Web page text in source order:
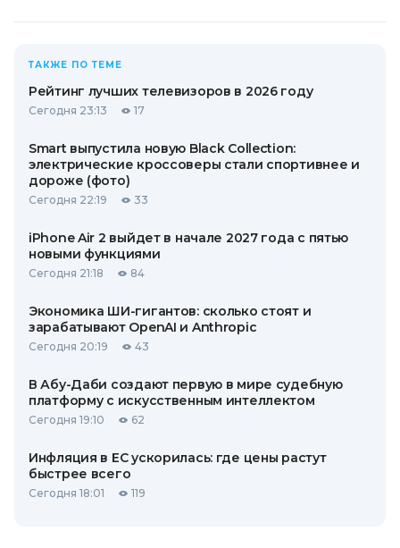
ТАКЖЕ ПО ТЕМЕ
Рейтинг лучших телевизоров в 2026 году
Сегодня 23:13 17
Smart выпустила новую Black Collection:
электрические кроссоверы стали спортивнее и
дороже (фото)
Сегодня 22:19 33
iPhone Air 2 выйдет в начале 2027 года с пятью
новыми функциями
Сегодня 21:18 84
Экономика ШИ-гигантов: сколько стоят и
зарабатывают OpenAI и Anthropic
Сегодня 20:19 43
В Абу-Даби создают первую в мире судебную
платформу с искусственным интеллектом
Сегодня 19:10 62
Инфляция в ЕС ускорилась: где цены растут
быстрее всего
Сегодня 18:01 119